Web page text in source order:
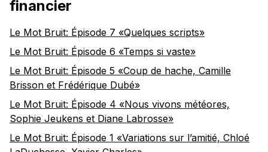
financier
Le Mot Bruit: Épisode 7 «Quelques scripts»
Le Mot Bruit: Épisode 6 «Temps si vaste»
Le Mot Bruit: Épisode 5 «Coup de hache, Camille
Brisson et Frédérique Dubé»
Le Mot Bruit: Épisode 4 «Nous vivons météores,
Sophie Jeukens et Diane Labrosse»
Le Mot Bruit: Épisode 1 «Variations sur l’amitié, Chloé